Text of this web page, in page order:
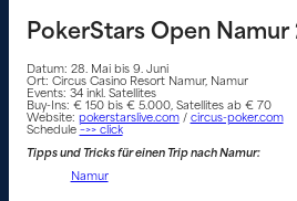
PokerStars Open Namur
Datum: 28. Mai bis 9. Juni
Ort: Circus Casino Resort Namur, Namur
Events: 34 inkl. Satellites
Buy-Ins: € 150 bis € 5.000, Satellites ab € 70
Website: pokerstarslive.com/ circus-poker.com
Schedule –>> click
Tipps und Tricks für einen Trip nach Namur:
Namur